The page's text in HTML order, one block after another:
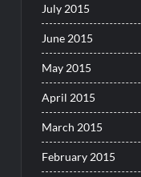
July 2015
June 2015
May 2015
April 2015
March 2015
February 2015